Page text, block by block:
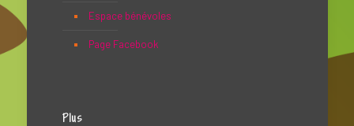
Espace bénévoles
Page Facebook
Plus